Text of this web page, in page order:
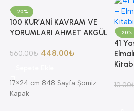
-20%
100 KUR’ANİ KAVRAM VE
YORUMLARI AHMET AKGÜL
560.00₺ 448.00₺
17×24 cm 848 Sayfa Şömiz
Kapak
-20%
41
10.00